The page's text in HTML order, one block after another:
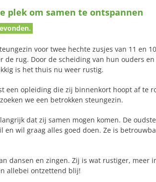
plek om samen te ontspannen
voor twee hechte zusjes van 11 en
rug. Door de scheiding van hun ouders
is het thuis nu weer rustig.
een opleiding die zij binnenkort hoopt af te
we een betrokken steungezin.
dat zij samen mogen komen. De
en wil graag alles goed doen. Ze is
dansen en zingen. Zij is wat rustiger, meer
allebei ontzettend blij!